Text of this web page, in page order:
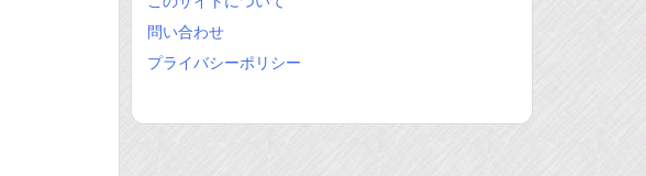
問い合わせ
プライバシーポリシー